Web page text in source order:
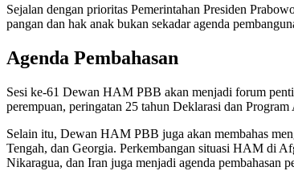
Sejalan dengan prioritas Pemerintahan Presiden
pangan dan hak anak bukan sekadar agenda
Agenda Pembahasan
Sesi ke-61 Dewan HAM PBB akan menjadi forum
perempuan, peringatan 25 tahun Deklarasi dan
Selain itu, Dewan HAM PBB juga akan membahas
Tengah, dan Georgia. Perkembangan situasi HAM di
Nikaragua, dan Iran juga menjadi agenda pembahasan